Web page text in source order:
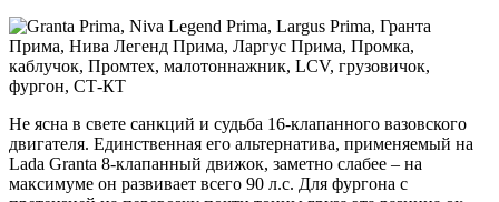
Не ясна в свете санкций и судьба 16-клапанного вазовского
двигателя. Единственная его альтернатива, применяемый на
Lada Granta 8-клапанный движок, заметно слабее – на
максимуме он развивает всего 90 л.с. Для фургона с